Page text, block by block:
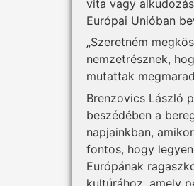
vita vagy
Európai Unióban
„Szeretném
nemzetrésznek,
mutattak
Brenzovics László
beszédében a
napjainkban,
fontos, hogy
Európának